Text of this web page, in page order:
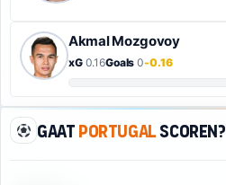
Akmal Mozgovoy
xG0.16Goals 0-0.16
GaatPortugalscoren?